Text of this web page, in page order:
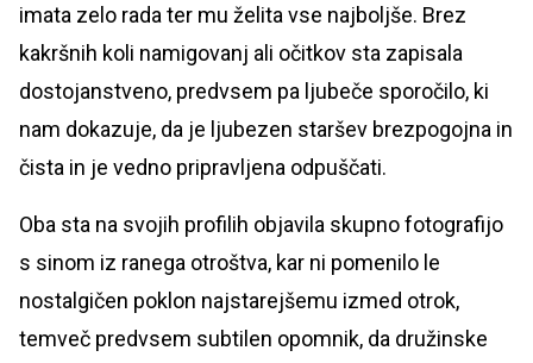
imata zelo rada ter mu želita vse najboljše. Brez
kakršnih koli namigovanj ali očitkov sta zapisala
dostojanstveno, predvsem pa ljubeče sporočilo, ki
nam dokazuje, da je ljubezen staršev brezpogojna in
čista in je vedno pripravljena odpuščati.
Oba sta na svojih profilih objavila skupno fotografijo
s sinom iz ranega otroštva, kar ni pomenilo le
nostalgičen poklon najstarejšemu izmed otrok,
temveč predvsem subtilen opomnik, da družinske